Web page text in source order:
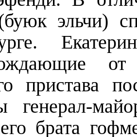
эльчи)
пристава
генерал-
брата